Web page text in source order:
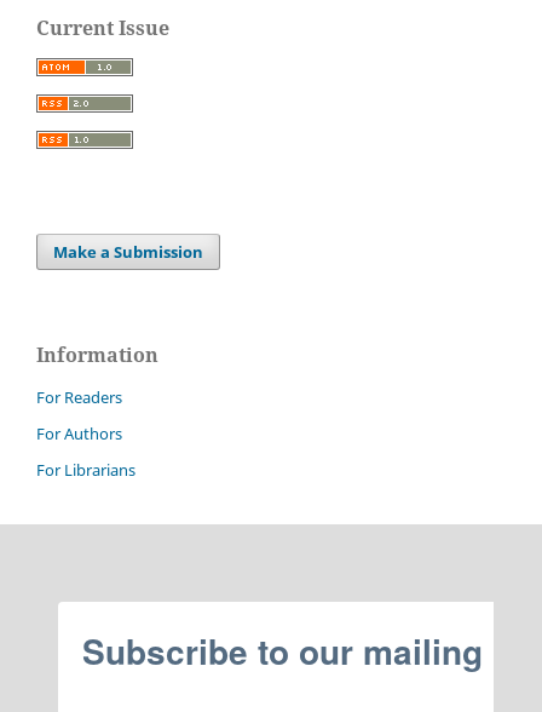
Current Issue
Make a Submission
Information
For Readers
For Authors
For Librarians